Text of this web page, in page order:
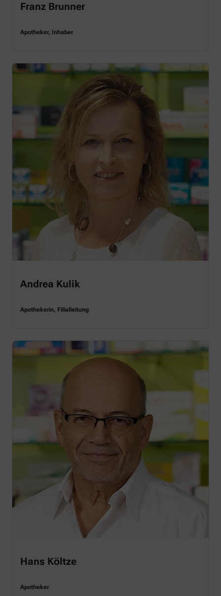
Franz Brunner
Apotheker, Inhaber
Andrea Kulik
Apothekerin, Filialleitung
Hans Költze
Apotheker